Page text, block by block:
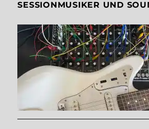
SESSIONMUSIKER UND